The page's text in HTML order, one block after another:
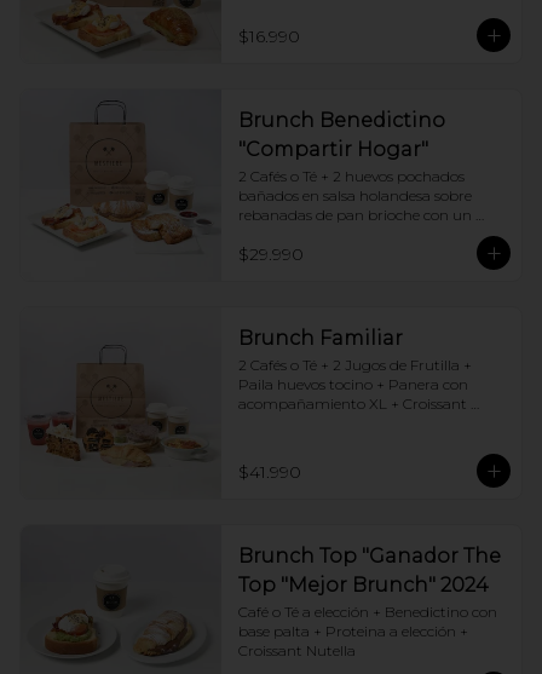
$16.990
Brunch Benedictino
"Compartir Hogar"
2 Cafés o Té + 2 huevos pochados
bañados en salsa holandesa sobre
rebanadas de pan brioche con un
ingrediente de tu elección + Tostadas
francesas + Croissant de tu elección
$29.990
Brunch Familiar
2 Cafés o Té + 2 Jugos de Frutilla +
Paila huevos tocino + Panera con
acompañamiento XL + Croissant
$41.990
Brunch Top "Ganador The
Top "Mejor Brunch" 2024
Café o Té a elección + Benedictino con
base palta + Proteina a elección +
Croissant Nutella